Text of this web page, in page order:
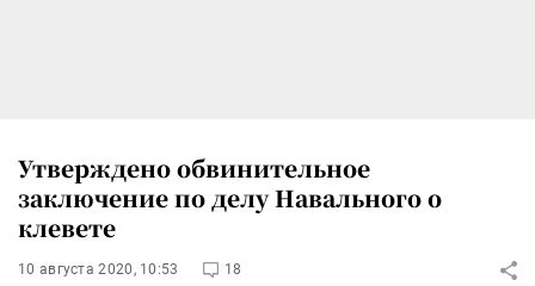
Утверждено обвинительное
заключение по делу Навального о
клевете
10 августа 2020, 10:53 18